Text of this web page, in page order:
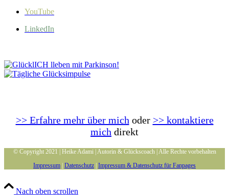
YouTube
LinkedIn
>> Erfahre mehr über mich oder >> kontaktiere
mich direkt
© Copyright 2021 | Heike Adami | Autorin & Glückscoach | Alle Rechte vorbehalten
Impressum | Datenschutz | Impressum & Datenschutz für Fanpages
Nach oben scrollen